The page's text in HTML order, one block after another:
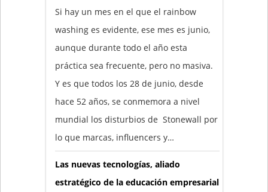
Si hay un mes en el que el rainbow
washing es evidente, ese mes es junio,
aunque durante todo el año esta
práctica sea frecuente, pero no masiva.
Y es que todos los 28 de junio, desde
hace 52 años, se conmemora a nivel
mundial los disturbios de Stonewall por
lo que marcas, influencers y…
Las nuevas tecnologías, aliado
estratégico de la educación empresarial